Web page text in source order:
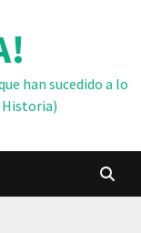
han sucedido a lo